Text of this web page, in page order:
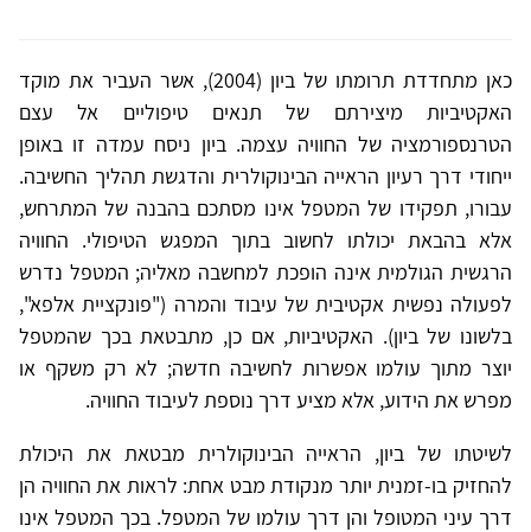
כאן מתחדדת תרומתו של ביון (2004), אשר העביר את מוקד
האקטיביות מיצירתם של תנאים טיפוליים אל עצם
הטרנספורמציה של החוויה עצמה. ביון ניסח עמדה זו באופן
ייחודי דרך רעיון הראייה הבינוקולרית והדגשת תהליך החשיבה.
עבורו, תפקידו של המטפל אינו מסתכם בהבנה של המתרחש,
אלא בהבאת יכולתו לחשוב בתוך המפגש הטיפולי. החוויה
הרגשית הגולמית אינה הופכת למחשבה מאליה; המטפל נדרש
לפעולה נפשית אקטיבית של עיבוד והמרה ("פונקציית אלפא",
בלשונו של ביון). האקטיביות, אם כן, מתבטאת בכך שהמטפל
יוצר מתוך עולמו אפשרות לחשיבה חדשה; לא רק משקף או
מפרש את הידוע, אלא מציע דרך נוספת לעיבוד החוויה.
לשיטתו של ביון, הראייה הבינוקולרית מבטאת את היכולת
להחזיק בו-זמנית יותר מנקודת מבט אחת: לראות את החוויה הן
דרך עיני המטופל והן דרך עולמו של המטפל. בכך המטפל אינו